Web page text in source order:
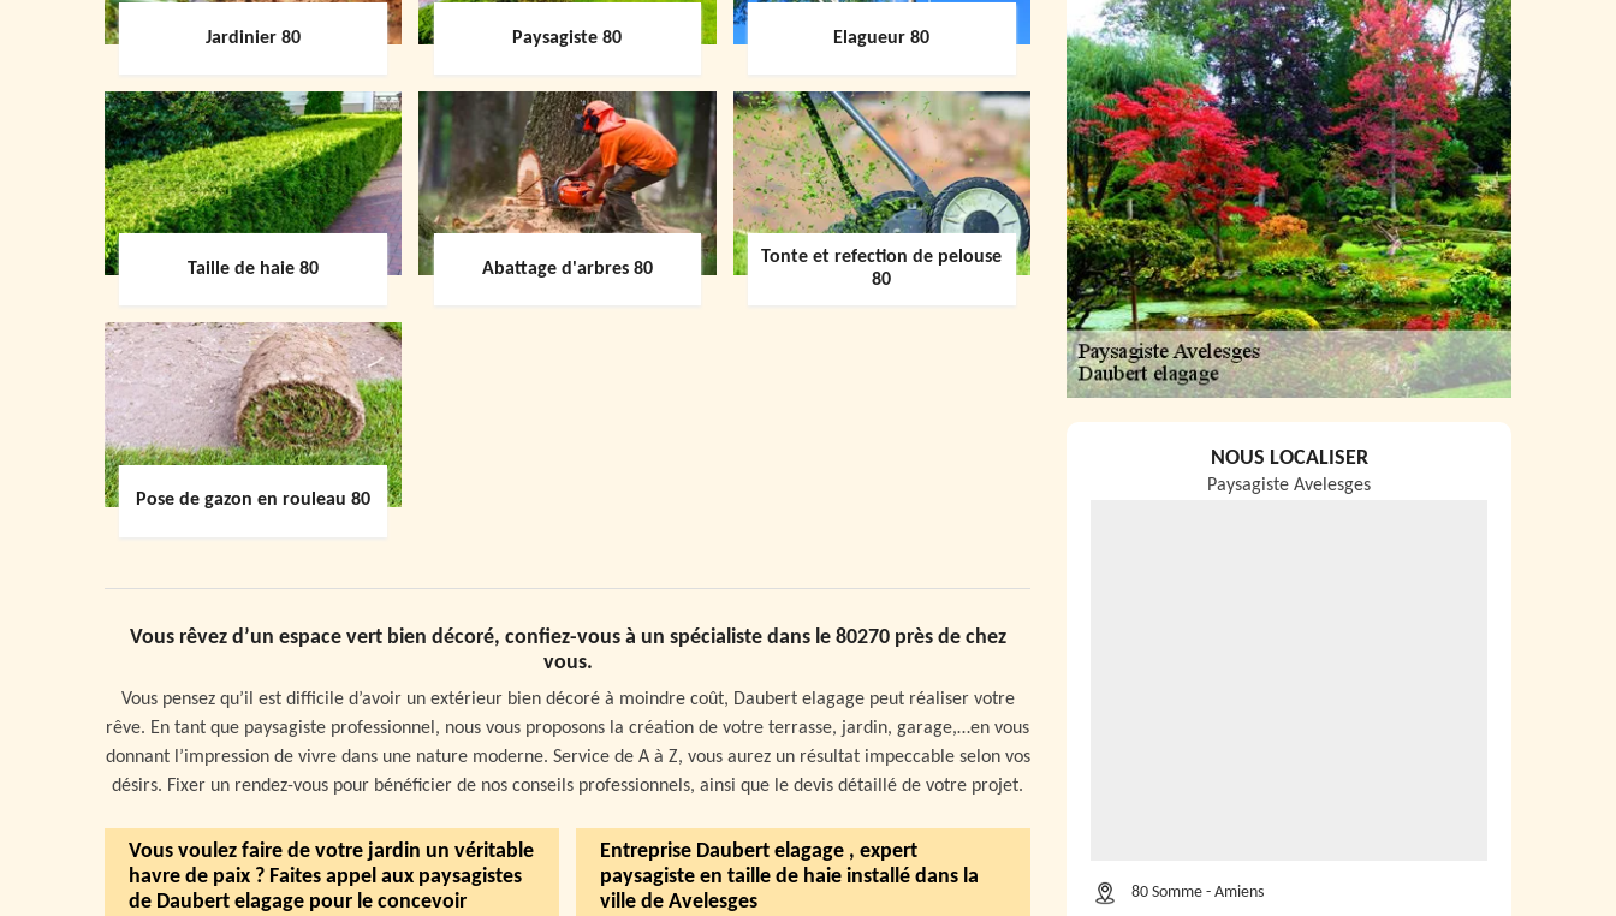
Jardinier 80 Paysagiste 80 Elagueur 80
Taille de haie 80 Abattage d'arbres 80
Tonte et refection de pelouse
80
Pose de gazon en rouleau 80
Vous rêvez d’un espace vert bien décoré, confiez-vous à un spécialiste dans le 80270 près de chez
vous.
Vous pensez qu’il est difficile d’avoir un extérieur bien décoré à moindre coût, Daubert elagage peut réaliser votre
rêve. En tant que paysagiste professionnel, nous vous proposons la création de votre terrasse, jardin, garage,…en vous
donnant l’impression de vivre dans une nature moderne. Service de A à Z, vous aurez un résultat impeccable selon vos
désirs. Fixer un rendez-vous pour bénéficier de nos conseils professionnels, ainsi que le devis détaillé de votre projet.
Vous voulez faire de votre jardin un véritable
havre de paix ? Faites appel aux paysagistes
de Daubert elagage pour le concevoir
Entreprise Daubert elagage , expert
paysagiste en taille de haie installé dans la
ville de Avelesges
NOUS LOCALISER
Paysagiste Avelesges
80 Somme - Amiens